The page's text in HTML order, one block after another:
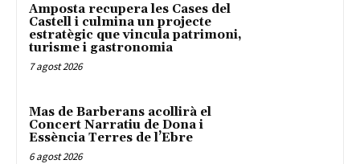
Amposta recupera les Cases del
Castell i culmina un projecte
estratègic que vincula patrimoni,
turisme i gastronomia
7 agost 2026
Mas de Barberans acollirà el
Concert Narratiu de Dona i
Essència Terres de l’Ebre
6 agost 2026